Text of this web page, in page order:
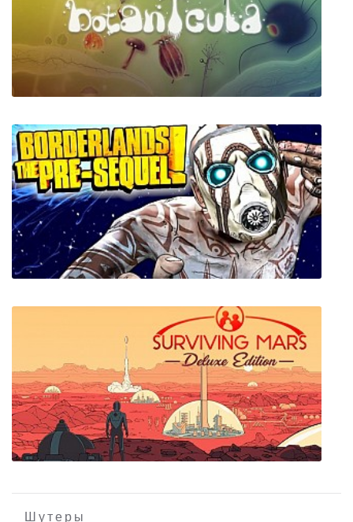
Necromunda: Hired Gun
Botanicula
Borderlands The Pre Sequel Remastered
Шутеры